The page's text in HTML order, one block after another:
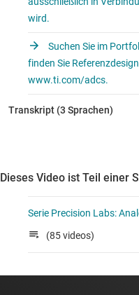
wird.
Suchen Sie im
finden Sie
www.ti.com/adcs.
Dieses Video ist Teil einer
Serie Precision Labs:
(85 videos)